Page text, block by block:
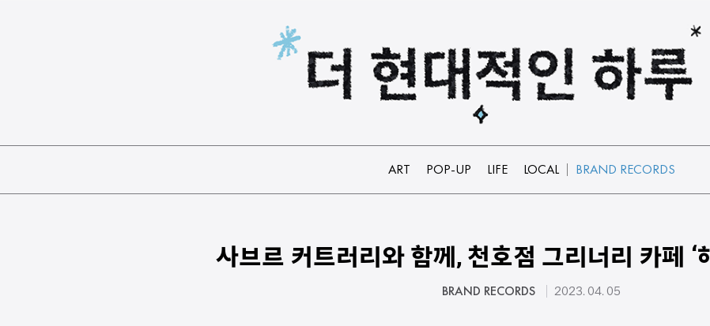
ART POP-UP LIFE LOCAL BRAND RECORDS
사브르 커트러리와 함께, 천호점 그리너리 카페 ‘
BRAND RECORDS 2023. 04. 05